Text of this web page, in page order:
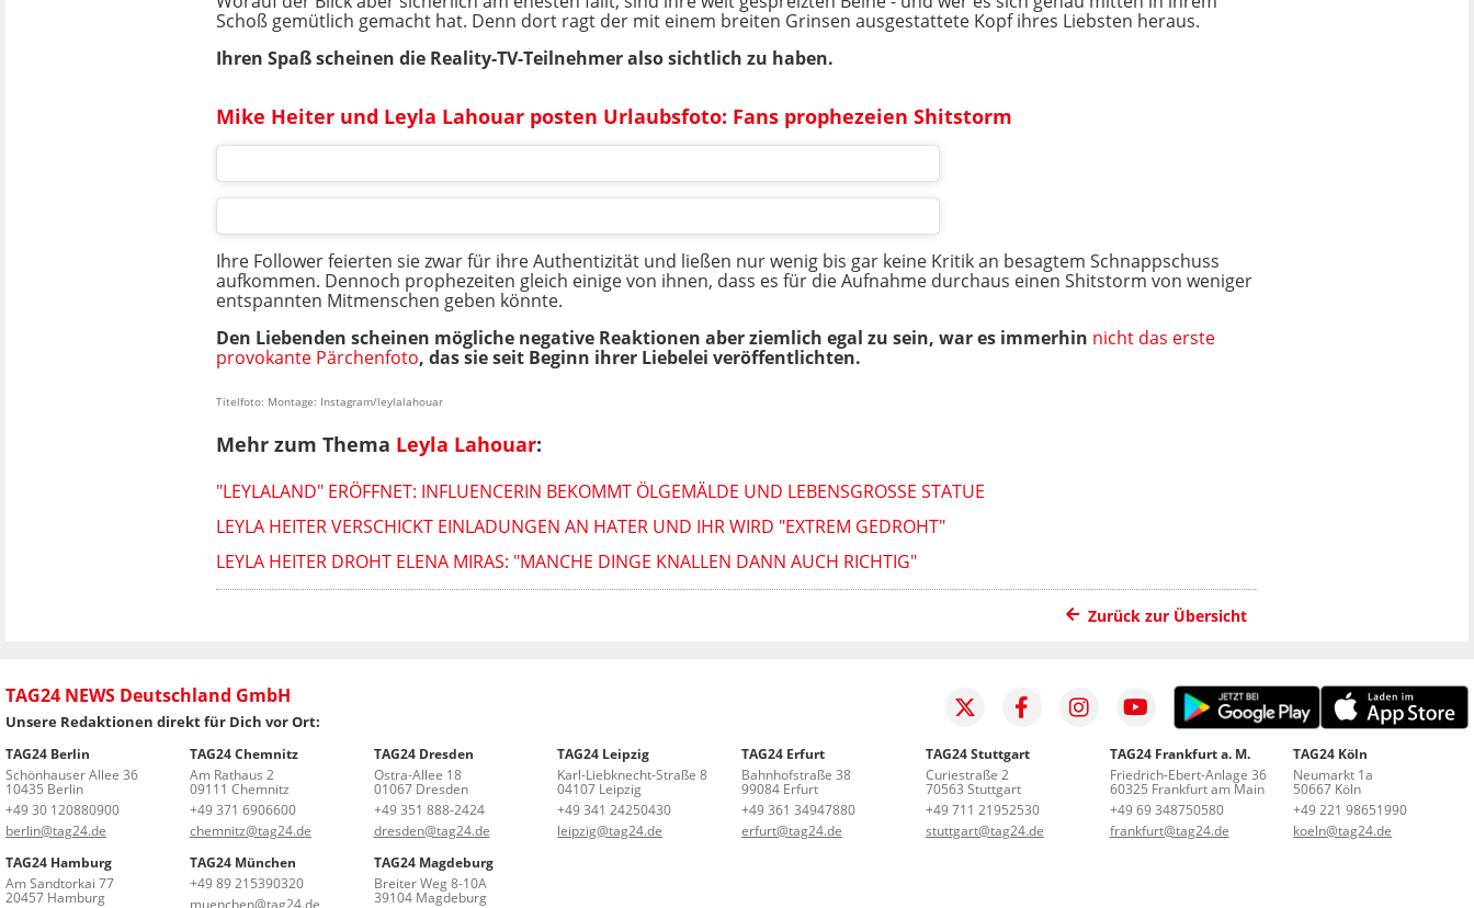
Schoß gemütlich gemacht hat. Denn dort ragt der mit einem breiten Grinsen ausgestattete Kopf ihres Liebsten heraus.
Ihren Spaß scheinen die Reality-TV-Teilnehmer also sichtlich zu haben.
Mike Heiter und Leyla Lahouar posten Urlaubsfoto: Fans prophezeien Shitstorm
Ihre Follower feierten sie zwar für ihre Authentizität und ließen nur wenig bis gar keine Kritik an besagtem Schnappschuss
aufkommen. Dennoch prophezeiten gleich einige von ihnen, dass es für die Aufnahme durchaus einen Shitstorm von weniger
entspannten Mitmenschen geben könnte.
Den Liebenden scheinen mögliche negative Reaktionen aber ziemlich egal zu sein, war es immerhin nicht das erste
provokante Pärchenfoto, das sie seit Beginn ihrer Liebelei veröffentlichten.
Titelfoto: Montage: Instagram/leylalahouar
Mehr zum Thema Leyla Lahouar:
"LEYLALAND" ERÖFFNET: INFLUENCERIN BEKOMMT ÖLGEMÄLDE UND LEBENSGROSSE STATUE
LEYLA HEITER VERSCHICKT EINLADUNGEN AN HATER UND IHR WIRD "EXTREM GEDROHT"
LEYLA HEITER DROHT ELENA MIRAS: "MANCHE DINGE KNALLEN DANN AUCH RICHTIG"
Zurück zur Übersicht
TAG24 NEWS Deutschland GmbH
Unsere Redaktionen direkt für Dich vor Ort:
TAG24 Berlin
Schönhauser Allee 36
10435 Berlin
+49 30 120880900
berlin@tag24.de
TAG24 Chemnitz
Am Rathaus 2
09111 Chemnitz
+49 371 6906600
chemnitz@tag24.de
TAG24 Dresden
Ostra-Allee 18
01067 Dresden
+49 351 888-2424
dresden@tag24.de
TAG24 Leipzig
Karl-Liebknecht-Straße 8
04107 Leipzig
+49 341 24250430
leipzig@tag24.de
TAG24 Erfurt
Bahnhofstraße 38
99084 Erfurt
+49 361 34947880
erfurt@tag24.de
TAG24 Stuttgart
Curiestraße 2
70563 Stuttgart
+49 711 21952530
stuttgart@tag24.de
TAG24 Frankfurt a. M.
Friedrich-Ebert-Anlage 36
60325 Frankfurt am Main
+49 69 348750580
frankfurt@tag24.de
TAG24 Köln
Neumarkt 1a
50667 Köln
+49 221 98651990
koeln@tag24.de
TAG24 Hamburg
Am Sandtorkai 77
20457 Hamburg
TAG24 München
+49 89 215390320
muenchen@tag24.de
TAG24 Magdeburg
Breiter Weg 8-10A
39104 Magdeburg